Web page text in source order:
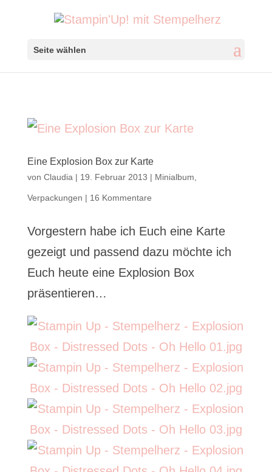
Seite wählen
Eine Explosion Box zur Karte
von Claudia | 19. Februar 2013 | Minialbum
Verpackungen | 16 Kommentare
Vorgestern habe ich Euch eine Karte
gezeigt und passend dazu möchte ich
Euch heute eine Explosion Box
präsentieren…